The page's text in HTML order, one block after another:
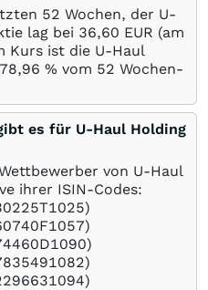
52 Wochen, der U-
lag bei 36,60 EUR (am
Kurs ist die U-Haul
% vom 52 Wochen-
es für U-Haul Holding
von U-Haul
ihrer ISIN-Codes: